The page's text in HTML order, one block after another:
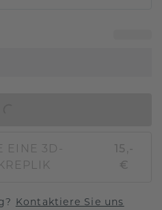
EINE 3D-
15,-
€
Kontaktiere Sie uns